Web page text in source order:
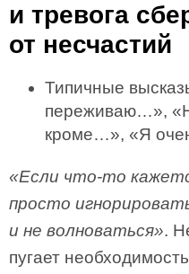
и тревога
от несчастий
Типичные
переживаю…»,
кроме…», «Я
«Если что-то
просто
и не волноваться».
пугает